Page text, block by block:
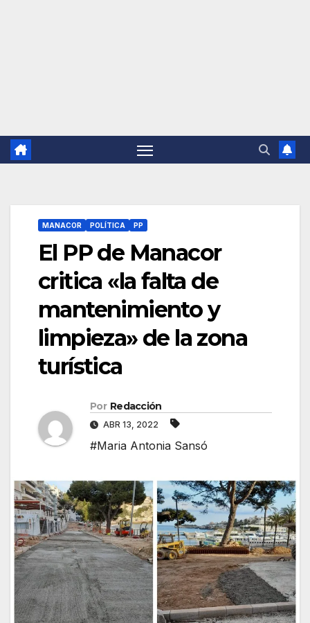
MANACOR POLÍTICA PP
El PP de Manacor
critica «la falta de
mantenimiento y
limpieza» de la zona
turística
Por Redacción
ABR 13, 2022
#Maria Antonia Sansó